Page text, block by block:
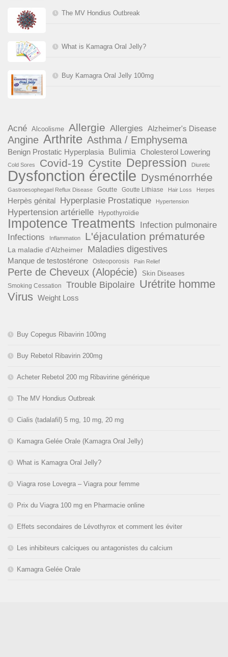
The MV Hondius Outbreak
What is Kamagra Oral Jelly?
Buy Kamagra Oral Jelly 100mg
Acné Alcoolisme Allergie Allergies Alzheimer's Disease
Angine Arthrite Asthma / Emphysema
Benign Prostatic Hyperplasia Bulimia Cholesterol Lowering
Cold Sores Covid-19 Cystite Depression Diuretic
Dysfonction érectile Dysménorrhée
Gastroesophegael Reflux Disease Goutte Goutte Lithiase Hair Loss Herpes
Herpès génital Hyperplasie Prostatique Hypertension
Hypertension artérielle Hypothyroïdie
Impotence Treatments Infection pulmonaire
Infections
Inflammation L'éjaculation prématurée
La maladie d'Alzheimer Maladies digestives
Manque de testostérone Osteoporosis Pain Relief
Perte de Cheveux (Alopécie) Skin Diseases
Smoking Cessation Trouble Bipolaire Urétrite homme
Virus Weight Loss
Buy Copegus Ribavirin 100mg
Buy Rebetol Ribavirin 200mg
Acheter Rebetol 200 mg Ribavirine générique
The MV Hondius Outbreak
Cialis (tadalafil) 5 mg, 10 mg, 20 mg
Kamagra Gelée Orale (Kamagra Oral Jelly)
What is Kamagra Oral Jelly?
Viagra rose Lovegra – Viagra pour femme
Prix du Viagra 100 mg en Pharmacie online
Effets secondaires de Lévothyrox et comment les éviter
Les inhibiteurs calciques ou antagonistes du calcium
Kamagra Gelée Orale